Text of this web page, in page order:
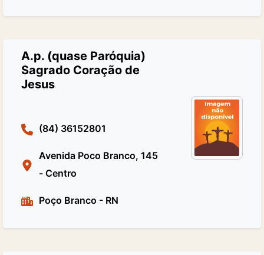
A.p. (quase Paróquia)
Sagrado Coração de
Jesus
(84) 36152801
Avenida Poco Branco, 145
- Centro
Poço Branco - RN